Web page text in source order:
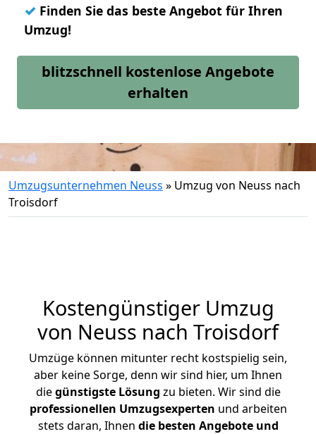
✓ Finden Sie das beste Angebot für Ihren
Umzug!
blitzschnell kostenlose Angebote
erhalten
Umzugsunternehmen Neuss » Umzug von Neuss nach
Troisdorf
Kostengünstiger Umzug
von Neuss nach Troisdorf
Umzüge können mitunter recht kostspielig sein,
aber keine Sorge, denn wir sind hier, um Ihnen
diegünstigste Lösung zu bieten. Wir sind die
professionellen Umzugsexperten und arbeiten
stets daran, Ihnen die besten Angebote und